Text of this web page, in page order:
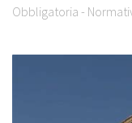
Obbligatoria -